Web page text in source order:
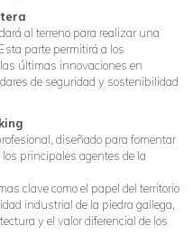
al terreno para realizar una
parte permitirá a los
últimas innovaciones en
de seguridad y sostenibilidad
diseñado para fomentar
principales agentes de la
clave como el papel del territorio
industrial de la piedra gallega,
y el valor diferencial de los